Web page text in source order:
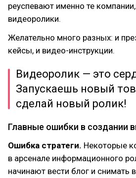
реуспевают именно те
видеоролики.
Желательно много разных: и
кейсы, и видео-инструкции.
Видеоролик — это
Запускаешь новый
сделай новый ролик!
Главные ошибки в создании
Ошибка стратеги. Некоторые
в арсенале информационного
начинают вести блог и снимать